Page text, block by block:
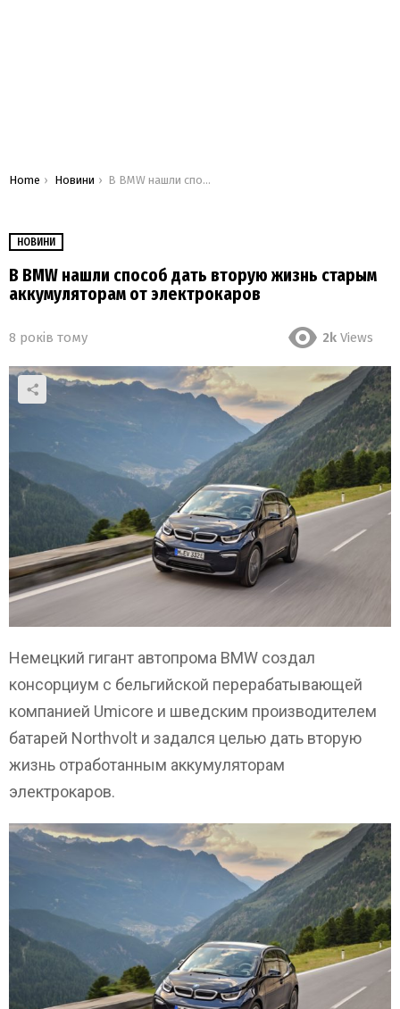
You are here:
Home Новини В BMW нашли способ дать вторую жизнь старым аккумуляторам от электрокаров
НОВИНИ
В BMW нашли способ дать вторую жизнь старым
аккумуляторам от электрокаров
8 років тому 2k Views
Немецкий гигант автопрома BMW создал
консорциум с бельгийской перерабатывающей
компанией Umicore и шведским производителем
батарей Northvolt и задался целью дать вторую
жизнь отработанным аккумуляторам
электрокаров.